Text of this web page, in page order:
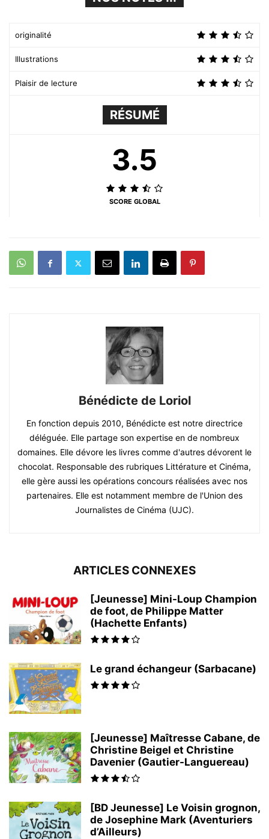
originalité
Illustrations
Plaisir de lecture
RÉSUMÉ
3.5
SCORE GLOBAL
Bénédicte de Loriol
En fonction depuis 2010, Bénédicte est notre directrice
déléguée. Elle partage son expertise en de nombreux
domaines. Elle dévore les livres comme d'autres dévorent le
chocolat. Responsable des rubriques Littérature et Cinéma,
elle gère aussi les opérations concours réalisées avec nos
partenaires. Elle est notamment membre de l'Union des
Journalistes de Cinéma (UJC).
ARTICLES CONNEXES
[Jeunesse] Mini-Loup Champion
de foot, de Philippe Matter
(Hachette Enfants)
Le grand échangeur (Sarbacane)
[Jeunesse] Maîtresse Cabane, de
Christine Beigel et Christine
Davenier (Gautier-Languereau)
[BD Jeunesse] Le Voisin grognon,
de Josephine Mark (Aventuriers
d’Ailleurs)